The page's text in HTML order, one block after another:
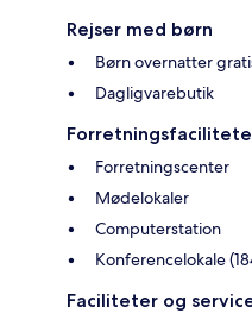
Rejser med børn
Børn overnatter
Dagligvarebutik
Forretningscenter
Mødelokaler
Computerstation
Konferencelokale
Faciliteter og